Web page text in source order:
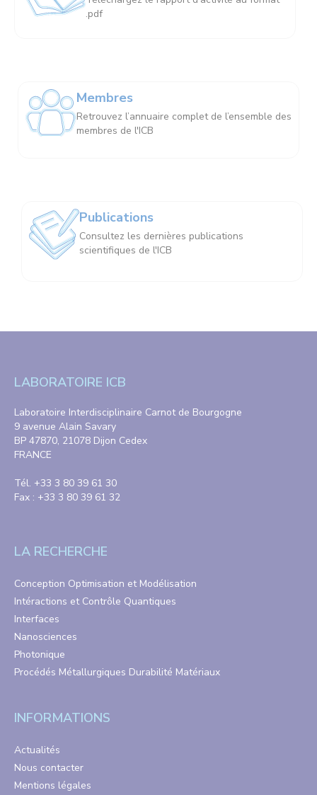
.pdf
Membres
Retrouvez l’annuaire complet de l’ensemble des
membres de l'ICB
Publications
Consultez les dernières publications
scientifiques de l'ICB
LABORATOIRE ICB
Laboratoire Interdisciplinaire Carnot de Bourgogne
9 avenue Alain Savary
BP 47870, 21078 Dijon Cedex
FRANCE
Tél. +33 3 80 39 61 30
Fax : +33 3 80 39 61 32
LA RECHERCHE
Conception Optimisation et Modélisation
Intéractions et Contrôle Quantiques
Interfaces
Nanosciences
Photonique
Procédés Métallurgiques Durabilité Matériaux
INFORMATIONS
Actualités
Nous contacter
Mentions légales